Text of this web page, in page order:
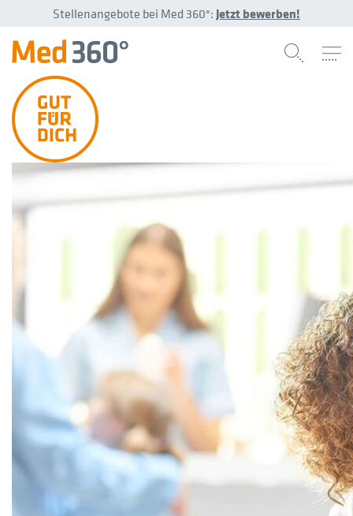
Stellenangebote bei Med 360°: Jetzt bewerben!